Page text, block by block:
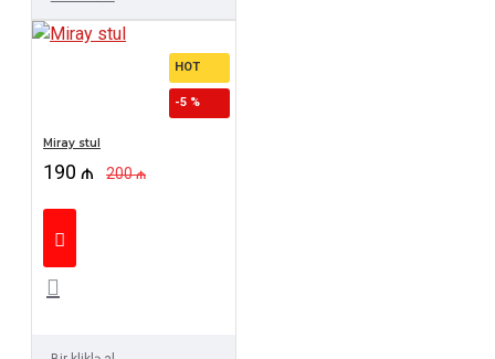
HOT
-5 %
Miray stul
190 ₼ 200 ₼